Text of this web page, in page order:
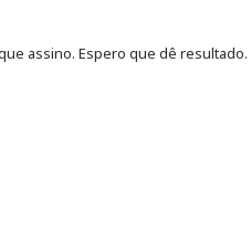
assino. Espero que dê resultado.